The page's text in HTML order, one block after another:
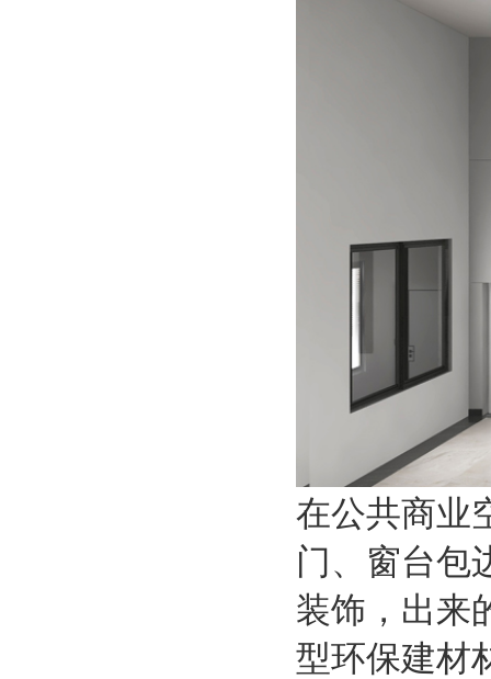
在公共商业
门、窗台包
装饰，出来
型环保建材